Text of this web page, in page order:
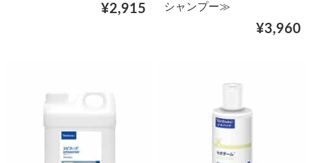
¥2,915
シャンプー≫
¥3,960